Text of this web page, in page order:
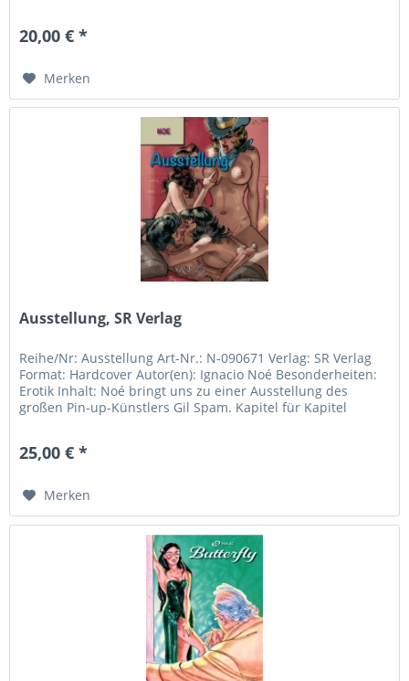
20,00 € *
Merken
Ausstellung, SR Verlag
Reihe/Nr: Ausstellung Art-Nr.: N-090671 Verlag: SR Verlag
Format: Hardcover Autor(en): Ignacio Noé Besonderheiten:
Erotik Inhalt: Noé bringt uns zu einer Ausstellung des
großen Pin-up-Künstlers Gil Spam. Kapitel für Kapitel
25,00 € *
Merken